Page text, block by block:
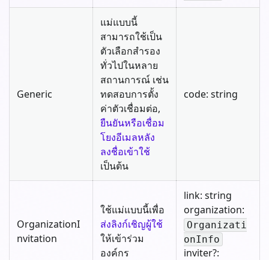
Generic
แม่แบบนี้
สามารถใช้เป็น
ตัวเลือกสำรอง
ทั่วไปในหลาย
สถานการณ์ เช่น
ทดสอบการตั้ง
ค่าตัวเชื่อมต่อ,
ยืนยันหรือเชื่อม
โยงอีเมลหลัง
ลงชื่อเข้าใช้
เป็นต้น
code: string
OrganizationI
nvitation
ใช้แม่แบบนี้เพื่อ
ส่งลิงก์เชิญผู้ใช้
ให้เข้าร่วม
องค์กร
link: string
organization:
Organizati
onInfo
inviter?: